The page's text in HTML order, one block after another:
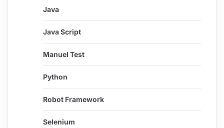
Java
Java Script
Manuel Test
Python
Robot Framework
Selenium